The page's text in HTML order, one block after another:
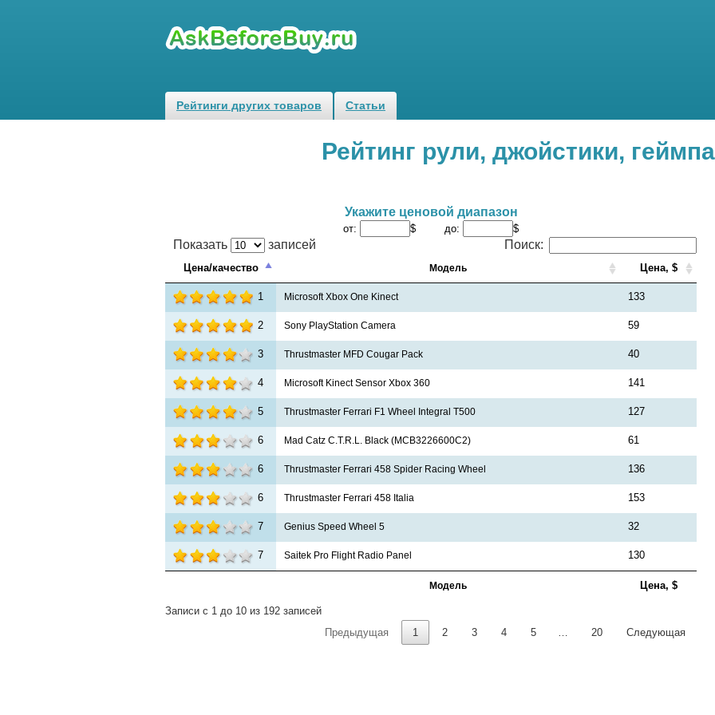
Рейтинги других товаров Статьи
Рейтинг рули, джойстики,
Укажите ценовой диапазон
от: $ до: $
Показать записей Поиск:
Цена/качество Модель Цена, $
Модель Цена, $
1 Microsoft Xbox One Kinect 133
2 Sony PlayStation Camera 59
3 Thrustmaster MFD Cougar Pack 40
4 Microsoft Kinect Sensor Xbox 360 141
5 Thrustmaster Ferrari F1 Wheel Integral T500 127
6 Mad Catz C.T.R.L. Black (MCB3226600C2) 61
6 Thrustmaster Ferrari 458 Spider Racing Wheel 136
6 Thrustmaster Ferrari 458 Italia 153
7 Genius Speed Wheel 5 32
7 Saitek Pro Flight Radio Panel 130
Записи с 1 до 10 из 192 записей
Предыдущая
1 2 3 4 5 20 Следующая